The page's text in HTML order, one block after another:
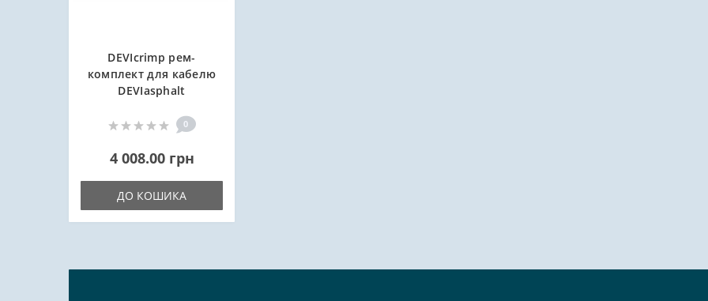
DEVIcrimp рем-
комплект для кабелю
DEVIasphalt
0
4 008.00 грн
ДО КОШИКА